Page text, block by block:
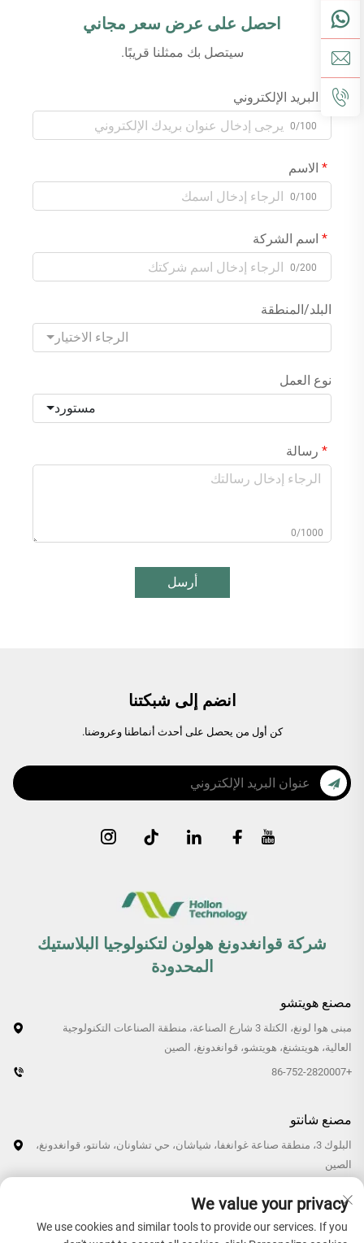
احصل على عرض سعر مجاني
سيتصل بك ممثلنا قريبًا.
البريد الإلكتروني
0/100
الاسم
0/100
اسم الشركة
0/200
البلد/المنطقة
الرجاء الاختيار
نوع العمل
مستورد
رسالة
0/1000
أرسل
انضم إلى شبكتنا
كن أول من يحصل على أحدث أنماطنا وعروضنا.
شركة قوانغدونغ هولون لتكنولوجيا البلاستيك
المحدودة
مصنع هويتشو
مبنى هوا لونغ، الكتلة 3 شارع الصناعة، منطقة الصناعات التكنولوجية
العالية، هويتشنغ، هويتشو، قوانغدونغ، الصين
+86-752-2820007
مصنع شانتو
البلوك 3، منطقة صناعة غوانغفا، شياشان، حي تشاونان، شانتو، قوانغدونغ،
الصين
We value your privacy
We use cookies and similar tools to provide our services. If you